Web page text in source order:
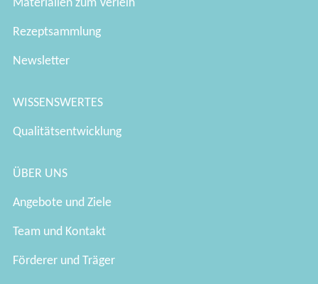
Materialien zum Verleih
Rezeptsammlung
Newsletter
WISSENSWERTES
Qualitätsentwicklung
ÜBER UNS
Angebote und Ziele
Team und Kontakt
Förderer und Träger